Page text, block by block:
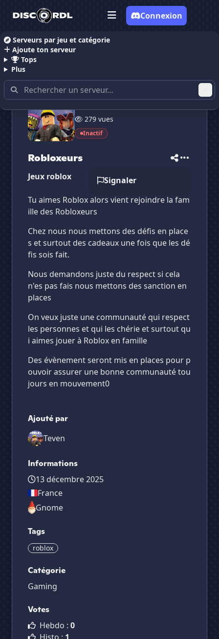
Serveurs par jeu et catégorie
Ajoute ton serveur
Tops
Plus
Connexion
Accueil Serveurs Discord Gaming
279 vues
Inactif
Robloxeurs
Signaler
Jeux roblox
Tu aimes Roblox alors vient rejoindre la fam
ille des Robloxeurs
Chez nous nous mettons des défis en place
s et surtout des cadeaux une fois que les dé
fis sois fait.
Nous demandons juste du respect si cela
n'es pas fais nous mettons des sanction en
places
On veux juste une communauté qui respect
les personnes et qui les chérie et surtout qu
i aimes jouer à Roblox en famille
Des évènement seront mis en places pour p
ouvoir assurer une bonne communauté tou
jours en mouvement0
Ajouté par
Teven
Informations
13 décembre 2025
France
Gnome
Tags
roblox
Catégorie
Gaming
Votes
Hebdo : 0
Vote pourRobloxeurs
Robloxeurs
serveur ?
Supprimer
Robloxeurs